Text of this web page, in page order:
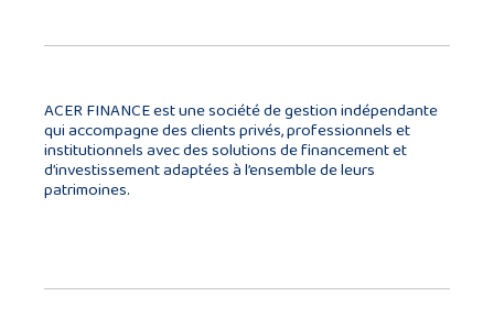
ACER FINANCE est une société de gestion indépendante
qui accompagne des clients privés, professionnels et
institutionnels avec des solutions de financement et
d’investissement adaptées à l’ensemble de leurs
patrimoines.